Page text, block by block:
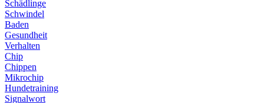
Schädlinge
Schwindel
Baden
Gesundheit
Verhalten
Chip
Chippen
Mikrochip
Hundetraining
Signalwort